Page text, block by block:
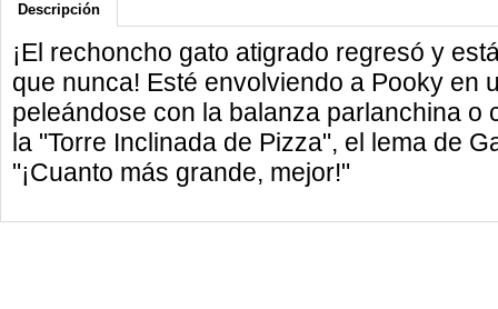
Descripción
¡El rechoncho gato atigrado regresó y
que nunca! Esté envolviendo a Pooky en
peleándose con la balanza parlanchina o
la "Torre Inclinada de Pizza", el lema de
"¡Cuanto más grande, mejor!"